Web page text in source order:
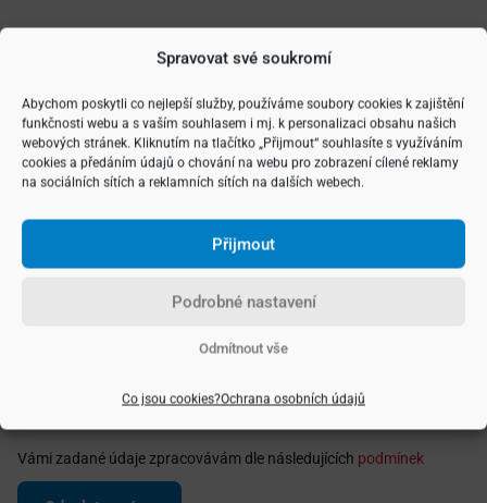
Spravovat své soukromí
Abychom poskytli co nejlepší služby, používáme soubory cookies k zajištění
funkčnosti webu a s vaším souhlasem i mj. k personalizaci obsahu našich
webových stránek. Kliknutím na tlačítko „Přijmout“ souhlasíte s využíváním
cookies a předáním údajů o chování na webu pro zobrazení cílené reklamy
na sociálních sítích a reklamních sítích na dalších webech.
Přijmout
Odmítnout vše
Podrobné nastavení
Co jsou cookies?Ochrana osobních údajů
Vámi zadané údaje zpracovávám dle následujících podmínek